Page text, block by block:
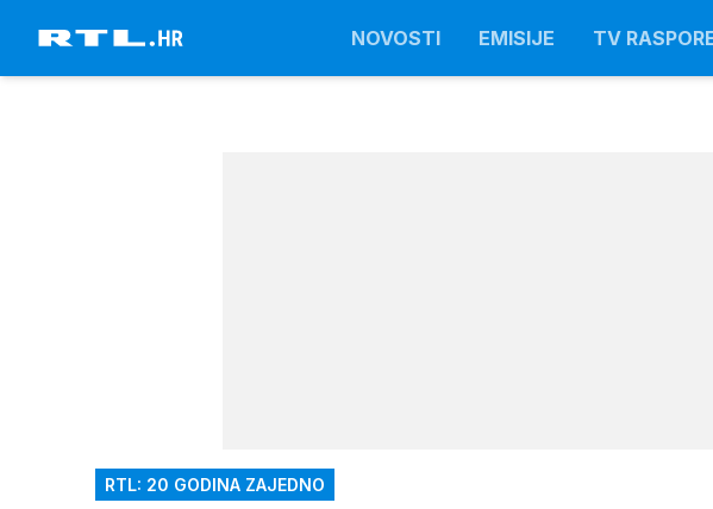
NOVOSTI EMISIJE TV
RTL: 20 GODINA ZAJEDNO